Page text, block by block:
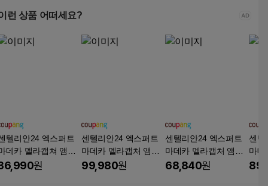
런 상품 어떠세요?
텔리안24 엑스퍼트
데카 멜라캡쳐 앰플
스, 15ml, 6개
원
센텔리안24 엑스퍼트
마데카 멜라캡처 앰플
맥스, 30ml, 5개
99,980원
센텔리안24 엑스퍼트
마데카 멜라캡처 앰플
알엑스, 3개, 30ml
68,840원
센텔
마데
알엑